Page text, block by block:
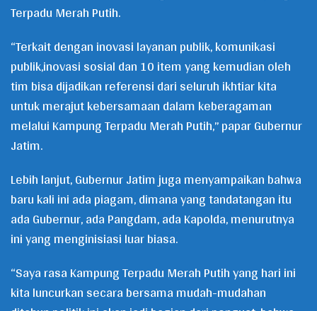
Terpadu Merah Putih.
“Terkait dengan inovasi layanan publik, komunikasi
publik,inovasi sosial dan 10 item yang kemudian oleh
tim bisa dijadikan referensi dari seluruh ikhtiar kita
untuk merajut kebersamaan dalam keberagaman
melalui Kampung Terpadu Merah Putih,” papar Gubernur
Jatim.
Lebih lanjut, Gubernur Jatim juga menyampaikan bahwa
baru kali ini ada piagam, dimana yang tandatangan itu
ada Gubernur, ada Pangdam, ada Kapolda, menurutnya
ini yang menginisiasi luar biasa.
“Saya rasa Kampung Terpadu Merah Putih yang hari ini
kita luncurkan secara bersama mudah-mudahan